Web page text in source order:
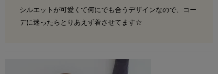
シルエットが可愛くて何にでも合うデザインなので、コー
デに迷ったらとりあえず着させてます☆